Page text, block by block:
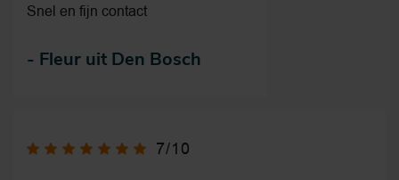
Snel en fijn contact
- Fleur uit Den Bosch
7/10